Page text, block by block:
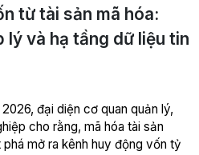
từ tài sản mã hóa:
lý và hạ tầng dữ liệu tin
cho rằng, mã hóa tài sản
mở ra kênh huy động vốn tỷ